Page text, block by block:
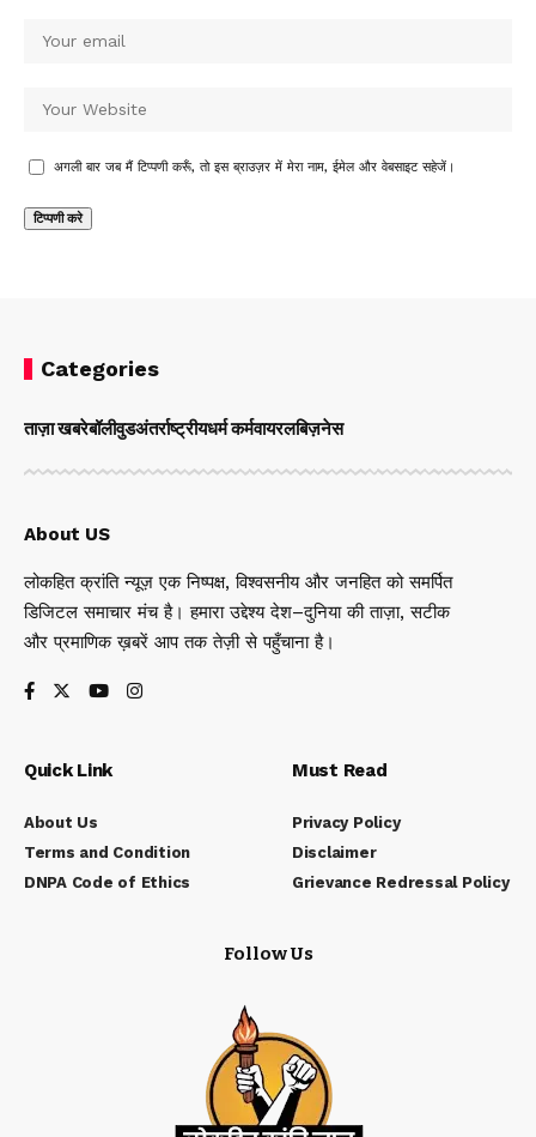
अगली बार जब मैं टिप्पणी करूँ, तो इस ब्राउज़र में मेरा नाम, ईमेल और वेबसाइट सहेजें।
Categories
ताज़ा खबरेबॉलीवुडअंतर्राष्ट्रीयधर्म कर्मवायरलबिज़नेस
About US
लोकहित क्रांति न्यूज़ एक निष्पक्ष, विश्वसनीय और जनहित को समर्पित
डिजिटल समाचार मंच है। हमारा उद्देश्य देश–दुनिया की ताज़ा, सटीक
और प्रमाणिक ख़बरें आप तक तेज़ी से पहुँचाना है।
Quick Link
About Us
Terms and Condition
DNPA Code of Ethics
Must Read
Privacy Policy
Disclaimer
Grievance Redressal Policy
Follow Us